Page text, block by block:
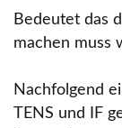
Bedeutet das
machen muss
Nachfolgend
TENS und IF